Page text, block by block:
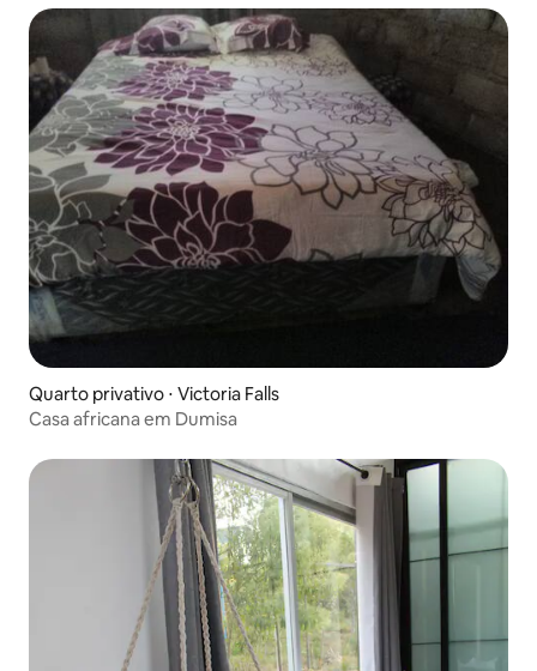
Quarto privativo ⋅ Victoria Falls
Casa africana em Dumisa